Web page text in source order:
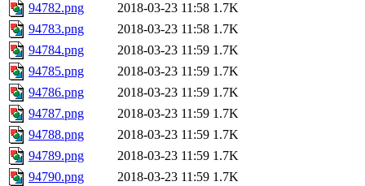
94782.png
2018-03-23 11:58 1.7K
94783.png
2018-03-23 11:58 1.7K
94784.png
2018-03-23 11:59 1.7K
94785.png
2018-03-23 11:59 1.7K
94786.png
2018-03-23 11:59 1.7K
94787.png
2018-03-23 11:59 1.7K
94788.png
2018-03-23 11:59 1.7K
94789.png
2018-03-23 11:59 1.7K
94790.png
2018-03-23 11:59 1.7K